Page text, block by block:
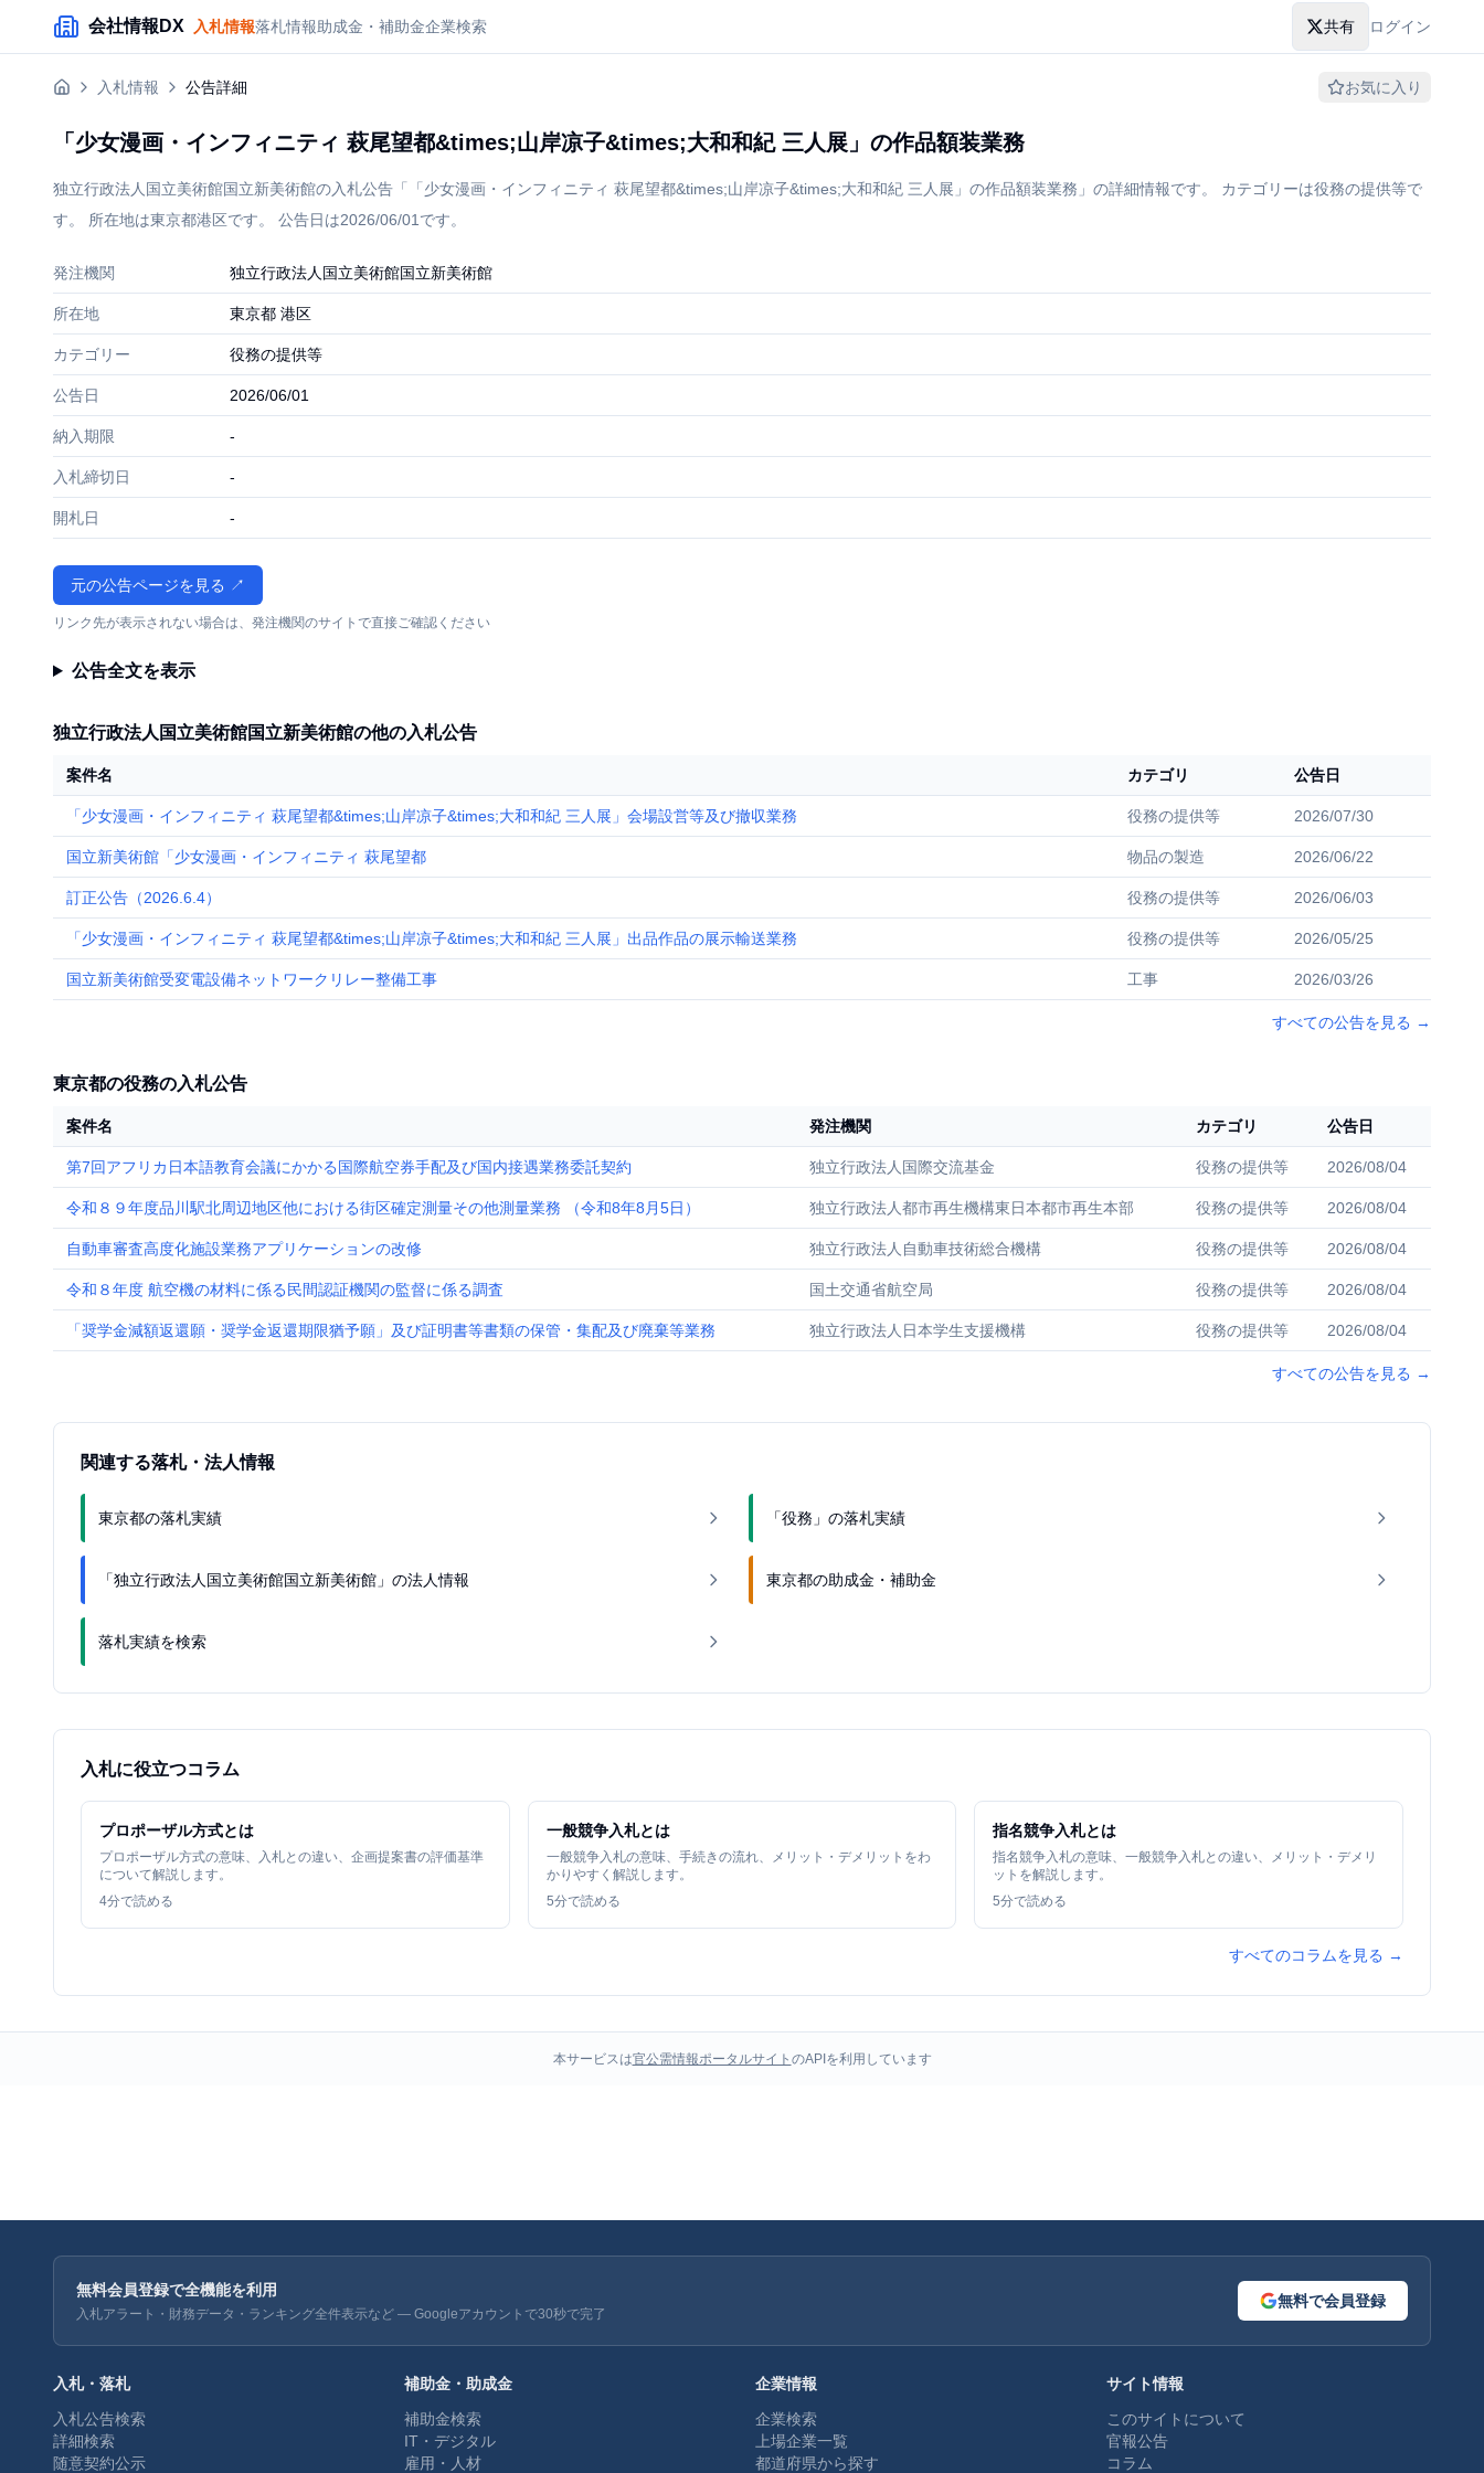
メインコンテンツにスキップ
会社情報DX 入札情報落札情報助成金・補助金企業検索 共有 ログイン
入札情報 公告詳細 お気に入り
「少女漫画・インフィニティ 萩尾望都&times;山岸凉子&times;大和和紀 三人展」の作品額装業務
独立行政法人国立美術館国立新美術館の入札公告「「少女漫画・インフィニティ 萩尾望都&times;山岸凉子&times;大和和紀 三人展」の作品額装業務」の詳細情報です。 カテゴリーは役務の提供等で
す。 所在地は東京都港区です。 公告日は2026/06/01です。
発注機関 独立行政法人国立美術館国立新美術館
所在地 東京都 港区
カテゴリー 役務の提供等
公告日 2026/06/01
納入期限 -
入札締切日 -
開札日 -
元の公告ページを見る ↗
リンク先が表示されない場合は、発注機関のサイトで直接ご確認ください
公告全文を表示
独立行政法人国立美術館国立新美術館の他の入札公告
案件名 カテゴリ 公告日
「少女漫画・インフィニティ 萩尾望都&times;山岸凉子&times;大和和紀 三人展」会場設営等及び撤収業務 役務の提供等 2026/07/30
国立新美術館「少女漫画・インフィニティ 萩尾望都 物品の製造 2026/06/22
訂正公告（2026.6.4） 役務の提供等 2026/06/03
「少女漫画・インフィニティ 萩尾望都&times;山岸凉子&times;大和和紀 三人展」出品作品の展示輸送業務 役務の提供等 2026/05/25
国立新美術館受変電設備ネットワークリレー整備工事 工事 2026/03/26
すべての公告を見る →
東京都の役務の入札公告
案件名 発注機関 カテゴリ 公告日
第7回アフリカ日本語教育会議にかかる国際航空券手配及び国内接遇業務委託契約 独立行政法人国際交流基金 役務の提供等 2026/08/04
令和８９年度品川駅北周辺地区他における街区確定測量その他測量業務 （令和8年8月5日） 独立行政法人都市再生機構東日本都市再生本部 役務の提供等 2026/08/04
自動車審査高度化施設業務アプリケーションの改修 独立行政法人自動車技術総合機構 役務の提供等 2026/08/04
令和８年度 航空機の材料に係る民間認証機関の監督に係る調査 国土交通省航空局 役務の提供等 2026/08/04
「奨学金減額返還願・奨学金返還期限猶予願」及び証明書等書類の保管・集配及び廃棄等業務 独立行政法人日本学生支援機構 役務の提供等 2026/08/04
すべての公告を見る →
関連する落札・法人情報
東京都の落札実績 「役務」の落札実績
「独立行政法人国立美術館国立新美術館」の法人情報 東京都の助成金・補助金
落札実績を検索
入札に役立つコラム
プロポーザル方式とは
プロポーザル方式の意味、入札との違い、企画提案書の評価基準
について解説します。
4分で読める
一般競争入札とは
一般競争入札の意味、手続きの流れ、メリット・デメリットをわ
かりやすく解説します。
5分で読める
指名競争入札とは
指名競争入札の意味、一般競争入札との違い、メリット・デメリ
ットを解説します。
5分で読める
すべてのコラムを見る →
本サービスは官公需情報ポータルサイト のAPIを利用しています
無料会員登録で全機能を利用
入札アラート・財務データ・ランキング全件表示など — Googleアカウントで30秒で完了
無料で会員登録
入札・落札
入札公告検索
詳細検索
随意契約公示
補助金・助成金
補助金検索
IT・デジタル
雇用・人材
企業情報
企業検索
上場企業一覧
都道府県から探す
サイト情報
このサイトについて
官報公告
コラム